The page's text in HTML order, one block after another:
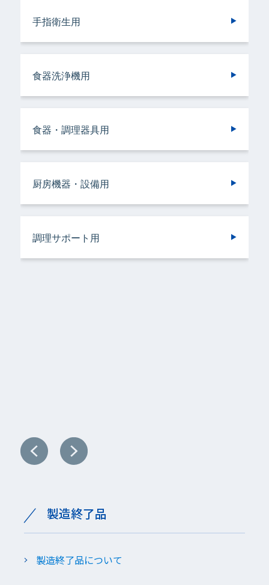
手指衛生用
食器洗浄機用
食器・調理器具用
厨房機器・設備用
調理サポート用
食器洗浄機用
トイレ用
手指衛生用
施設用
施設用
トイレ用
ヘアケア＆ボディケア用
バスルーム用
バスルーム用
食器・調理器具用
厨房機器・設備用
調理サポート用
衣類用
容器洗浄機用
トイレ用
ング用
ドライクリーニング用
リネンサプライ用
トイレ用
ング用
ドライクリーニング用
リネンサプライ用
製造終了品
製造終了品について